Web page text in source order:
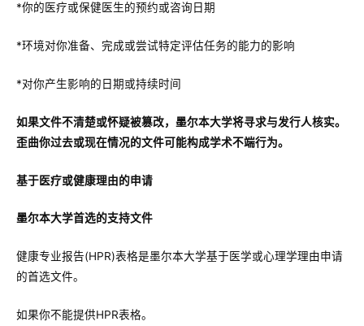
*你的医疗或保健医生的预约或咨询日期
*环境对你准备、完成或尝试特定评估任务的能力的影响
*对你产生影响的日期或持续时间
如果文件不清楚或怀疑被篡改，墨尔本大学将寻求与发行人核实。
歪曲你过去或现在情况的文件可能构成学术不端行为。
基于医疗或健康理由的申请
墨尔本大学首选的支持文件
健康专业报告(HPR)表格是墨尔本大学基于医学或心理学理由申请
的首选文件。
如果你不能提供HPR表格。